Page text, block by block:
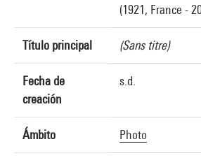
(1921, France -
Título principal (Sans titre)
Fecha de
creación
s.d.
Ámbito Photo